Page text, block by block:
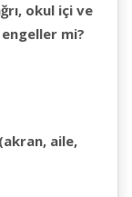
okul içi ve
mi?
aile,